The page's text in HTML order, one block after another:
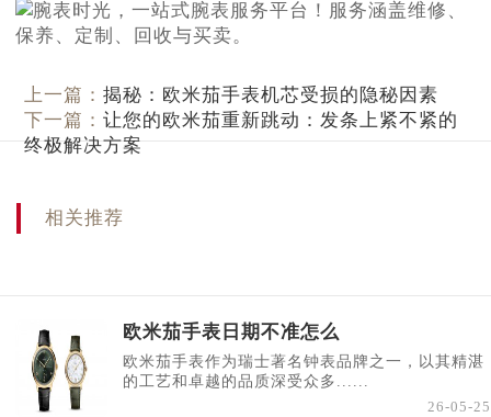
上一篇：揭秘：欧米茄手表机芯受损的隐秘因素
下一篇：让您的欧米茄重新跳动：发条上紧不紧的
终极解决方案
相关推荐
欧米茄手表日期不准怎么
欧米茄手表作为瑞士著名钟表品牌之一，以其精湛
的工艺和卓越的品质深受众多......
26-05-25